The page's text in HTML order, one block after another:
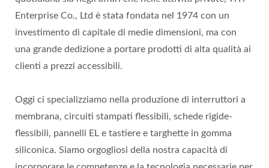
Enterprise Co., Ltd è stata fondata nel 1974 con un
investimento di capitale di medie dimensioni, ma con
una grande dedizione a portare prodotti di alta qualità ai
clienti a prezzi accessibili.
Oggi ci specializziamo nella produzione di interruttori a
membrana, circuiti stampati flessibili, schede rigide-
flessibili, pannelli EL e tastiere e targhette in gomma
siliconica. Siamo orgogliosi della nostra capacità di